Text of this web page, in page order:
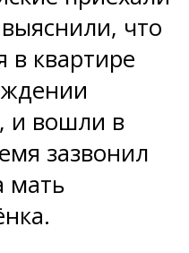
что
в квартире
и вошли в
зазвонил
мать